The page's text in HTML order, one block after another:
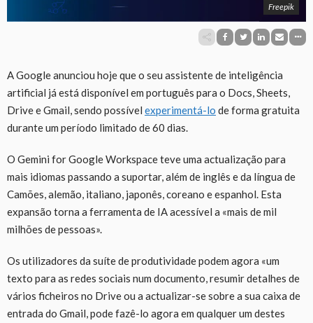
Freepik
A Google anunciou hoje que o seu assistente de inteligência
artificial já está disponível em português para o Docs, Sheets,
Drive e Gmail, sendo possível experimentá-lo de forma gratuita
durante um período limitado de 60 dias.
O Gemini for Google Workspace teve uma actualização para
mais idiomas passando a suportar, além de inglês e da língua de
Camões, alemão, italiano, japonês, coreano e espanhol. Esta
expansão torna a ferramenta de IA acessível a «mais de mil
milhões de pessoas».
Os utilizadores da suíte de produtividade podem agora «um
texto para as redes sociais num documento, resumir detalhes de
vários ficheiros no Drive ou a actualizar-se sobre a sua caixa de
entrada do Gmail, pode fazê-lo agora em qualquer um destes